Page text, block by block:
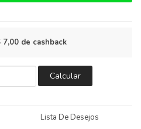
de cashback
Calcular
Lista De Desejos